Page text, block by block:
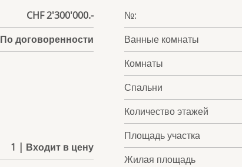
CHF 2'300'000.-
По договоренности
1 | Входит в цену
№:
Ванные комнаты
Комнаты
Спальни
Количество этажей
Площадь участка
Жилая площадь